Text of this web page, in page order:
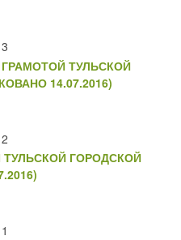
ТУЛЬСКОЙ
14.07.2016)
ГОРОДСКОЙ